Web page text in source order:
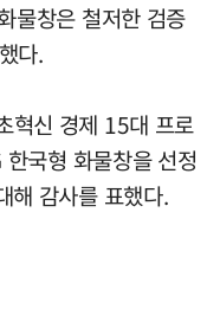
물창은 철저한 검증
다.
혁신 경제 15대 프로
국형 화물창을 선정
해 감사를 표했다.